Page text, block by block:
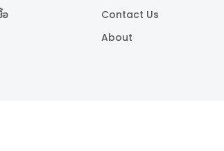
อ
Contact Us
About